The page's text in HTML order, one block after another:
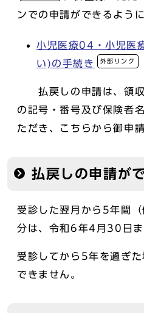
ンでの申請ができるよう
小児医療04・小児医
い)の手続き
外部リンク
払戻しの申請は、領収
の記号・番号及び保険者
ただき、こちらから御申
払戻しの申請が
受診した翌月から5年間
分は、令和6年4月30日ま
受診してから5年を過ぎ
できません。